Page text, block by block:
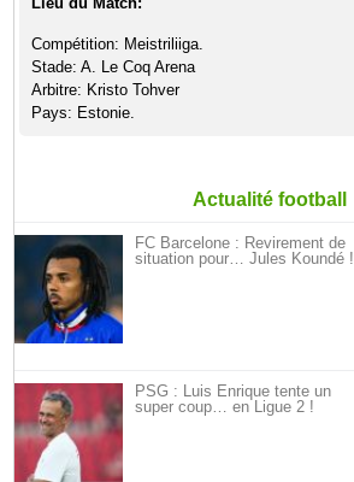
Compétition: Meistriliiga.
Stade: A. Le Coq Arena
Arbitre: Kristo Tohver
Pays: Estonie.
Actualité football
FC Barcelone : Revirement de
situation pour… Jules Koundé !
PSG : Luis Enrique tente un
super coup… en Ligue 2 !